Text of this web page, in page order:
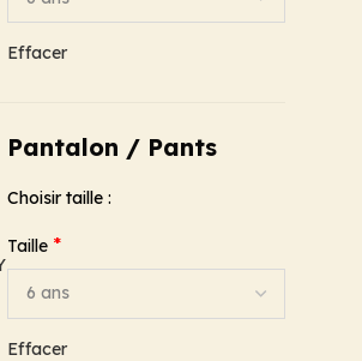
Effacer
Pantalon / Pants
Choisir taille :
Taille *
Effacer